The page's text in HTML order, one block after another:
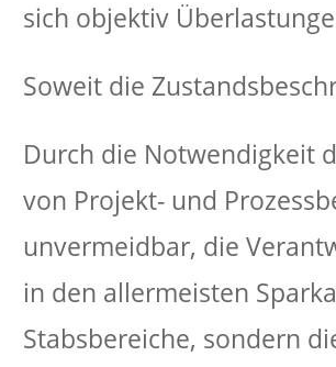
sich objektiv
Soweit die
Durch die Notwendigkeit
von Projekt- und
unvermeidbar, die
in den allermeisten
Stabsbereiche, sondern